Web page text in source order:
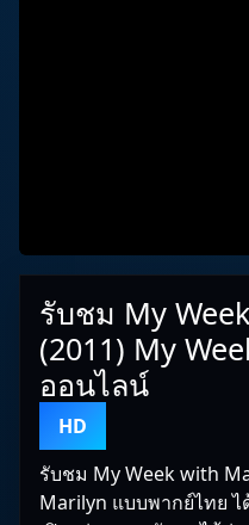
รับชม My
(2011) My
ออนไลน์
HD
รับชม My Week with
Marilyn แบบพากย์ไทย